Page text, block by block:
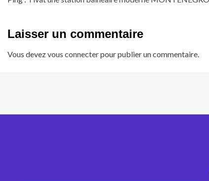
Laisser un commentaire
Vous devezvous connecterpour publier un commentaire.